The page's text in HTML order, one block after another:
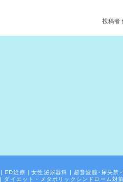
投稿者
| ED治療 | 女性泌尿器科 | 超音波膣･尿失禁
| ダイエット・メタボリックシンドローム対